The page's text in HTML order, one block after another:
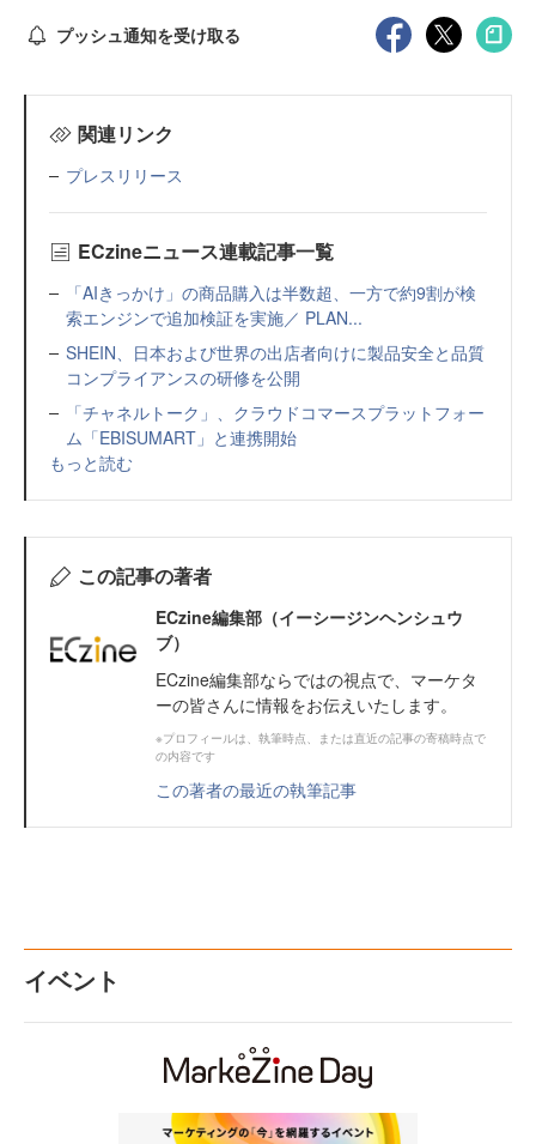
プッシュ通知を受け取る
関連リンク
プレスリリース
ECzineニュース連載記事一覧
「AIきっかけ」の商品購入は半数超、一方で約9割が検
索エンジンで追加検証を実施／ PLAN...
SHEIN、日本および世界の出店者向けに製品安全と品質
コンプライアンスの研修を公開
「チャネルトーク」、クラウドコマースプラットフォー
ム「EBISUMART」と連携開始
もっと読む
この記事の著者
ECzine編集部（イーシージンヘンシュウ
ブ）
ECzine編集部ならではの視点で、マーケタ
ーの皆さんに情報をお伝えいたします。
※プロフィールは、執筆時点、または直近の記事の寄稿時点で
の内容です
この著者の最近の執筆記事
イベント